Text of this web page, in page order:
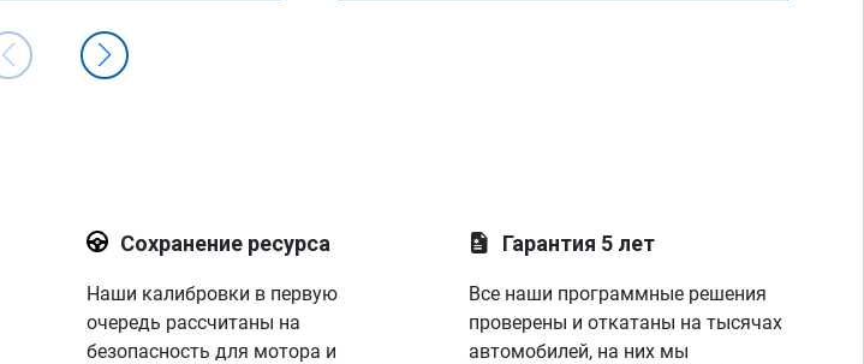
Сохранение ресурса
Наши калибровки в первую
очередь рассчитаны на
безопасность для мотора и
Гарантия 5 лет
Все наши программные решения
проверены и откатаны на тысячах
автомобилей, на них мы